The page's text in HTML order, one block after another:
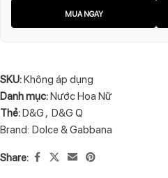
MUA NGAY
SKU:Không áp dụng
Danh mục:Nước Hoa Nữ
Thẻ:D&G , D&G Q
Brand: Dolce & Gabbana
Share: